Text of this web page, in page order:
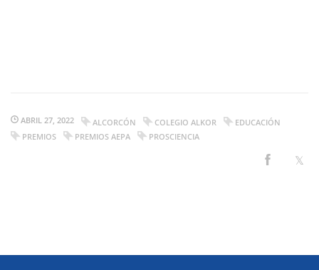
ABRIL 27, 2022 ALCORCÓN COLEGIO ALKOR
EDUCACIÓN
PREMIOS
PREMIOS AEPA PROSCIENCIA